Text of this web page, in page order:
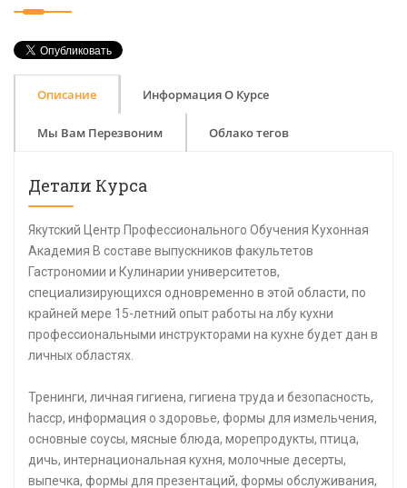
Описание Информация О Курсе
Мы Вам Перезвоним Облако тегов
Детали Курса
Якутский Центр Профессионального Обучения Кухонная
Академия В составе выпускников факультетов
Гастрономии и Кулинарии университетов,
специализирующихся одновременно в этой области, по
крайней мере 15-летний опыт работы на лбу кухни
профессиональными инструкторами на кухне будет дан в
личных областях.
Тренинги, личная гигиена, гигиена труда и безопасность,
haccp, информация о здоровье, формы для измельчения,
основные соусы, мясные блюда, морепродукты, птица,
дичь, интернациональная кухня, молочные десерты,
выпечка, формы для презентаций, формы обслуживания,